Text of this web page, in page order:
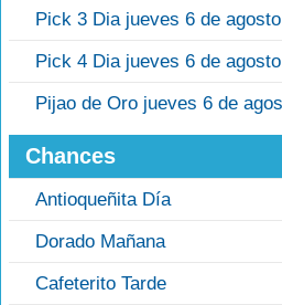
Pick 3 Dia jueves 6 de
Pick 4 Dia jueves 6 de
Pijao de Oro jueves 6 de
Chances
Antioqueñita Día
Dorado Mañana
Cafeterito Tarde